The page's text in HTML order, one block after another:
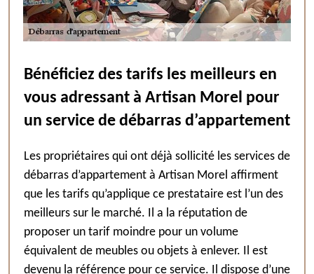
Bénéficiez des tarifs les meilleurs en
vous adressant à Artisan Morel pour
un service de débarras d’appartement
Les propriétaires qui ont déjà sollicité les services de
débarras d’appartement à Artisan Morel affirment
que les tarifs qu’applique ce prestataire est l’un des
meilleurs sur le marché. Il a la réputation de
proposer un tarif moindre pour un volume
équivalent de meubles ou objets à enlever. Il est
devenu la référence pour ce service. Il dispose d’une